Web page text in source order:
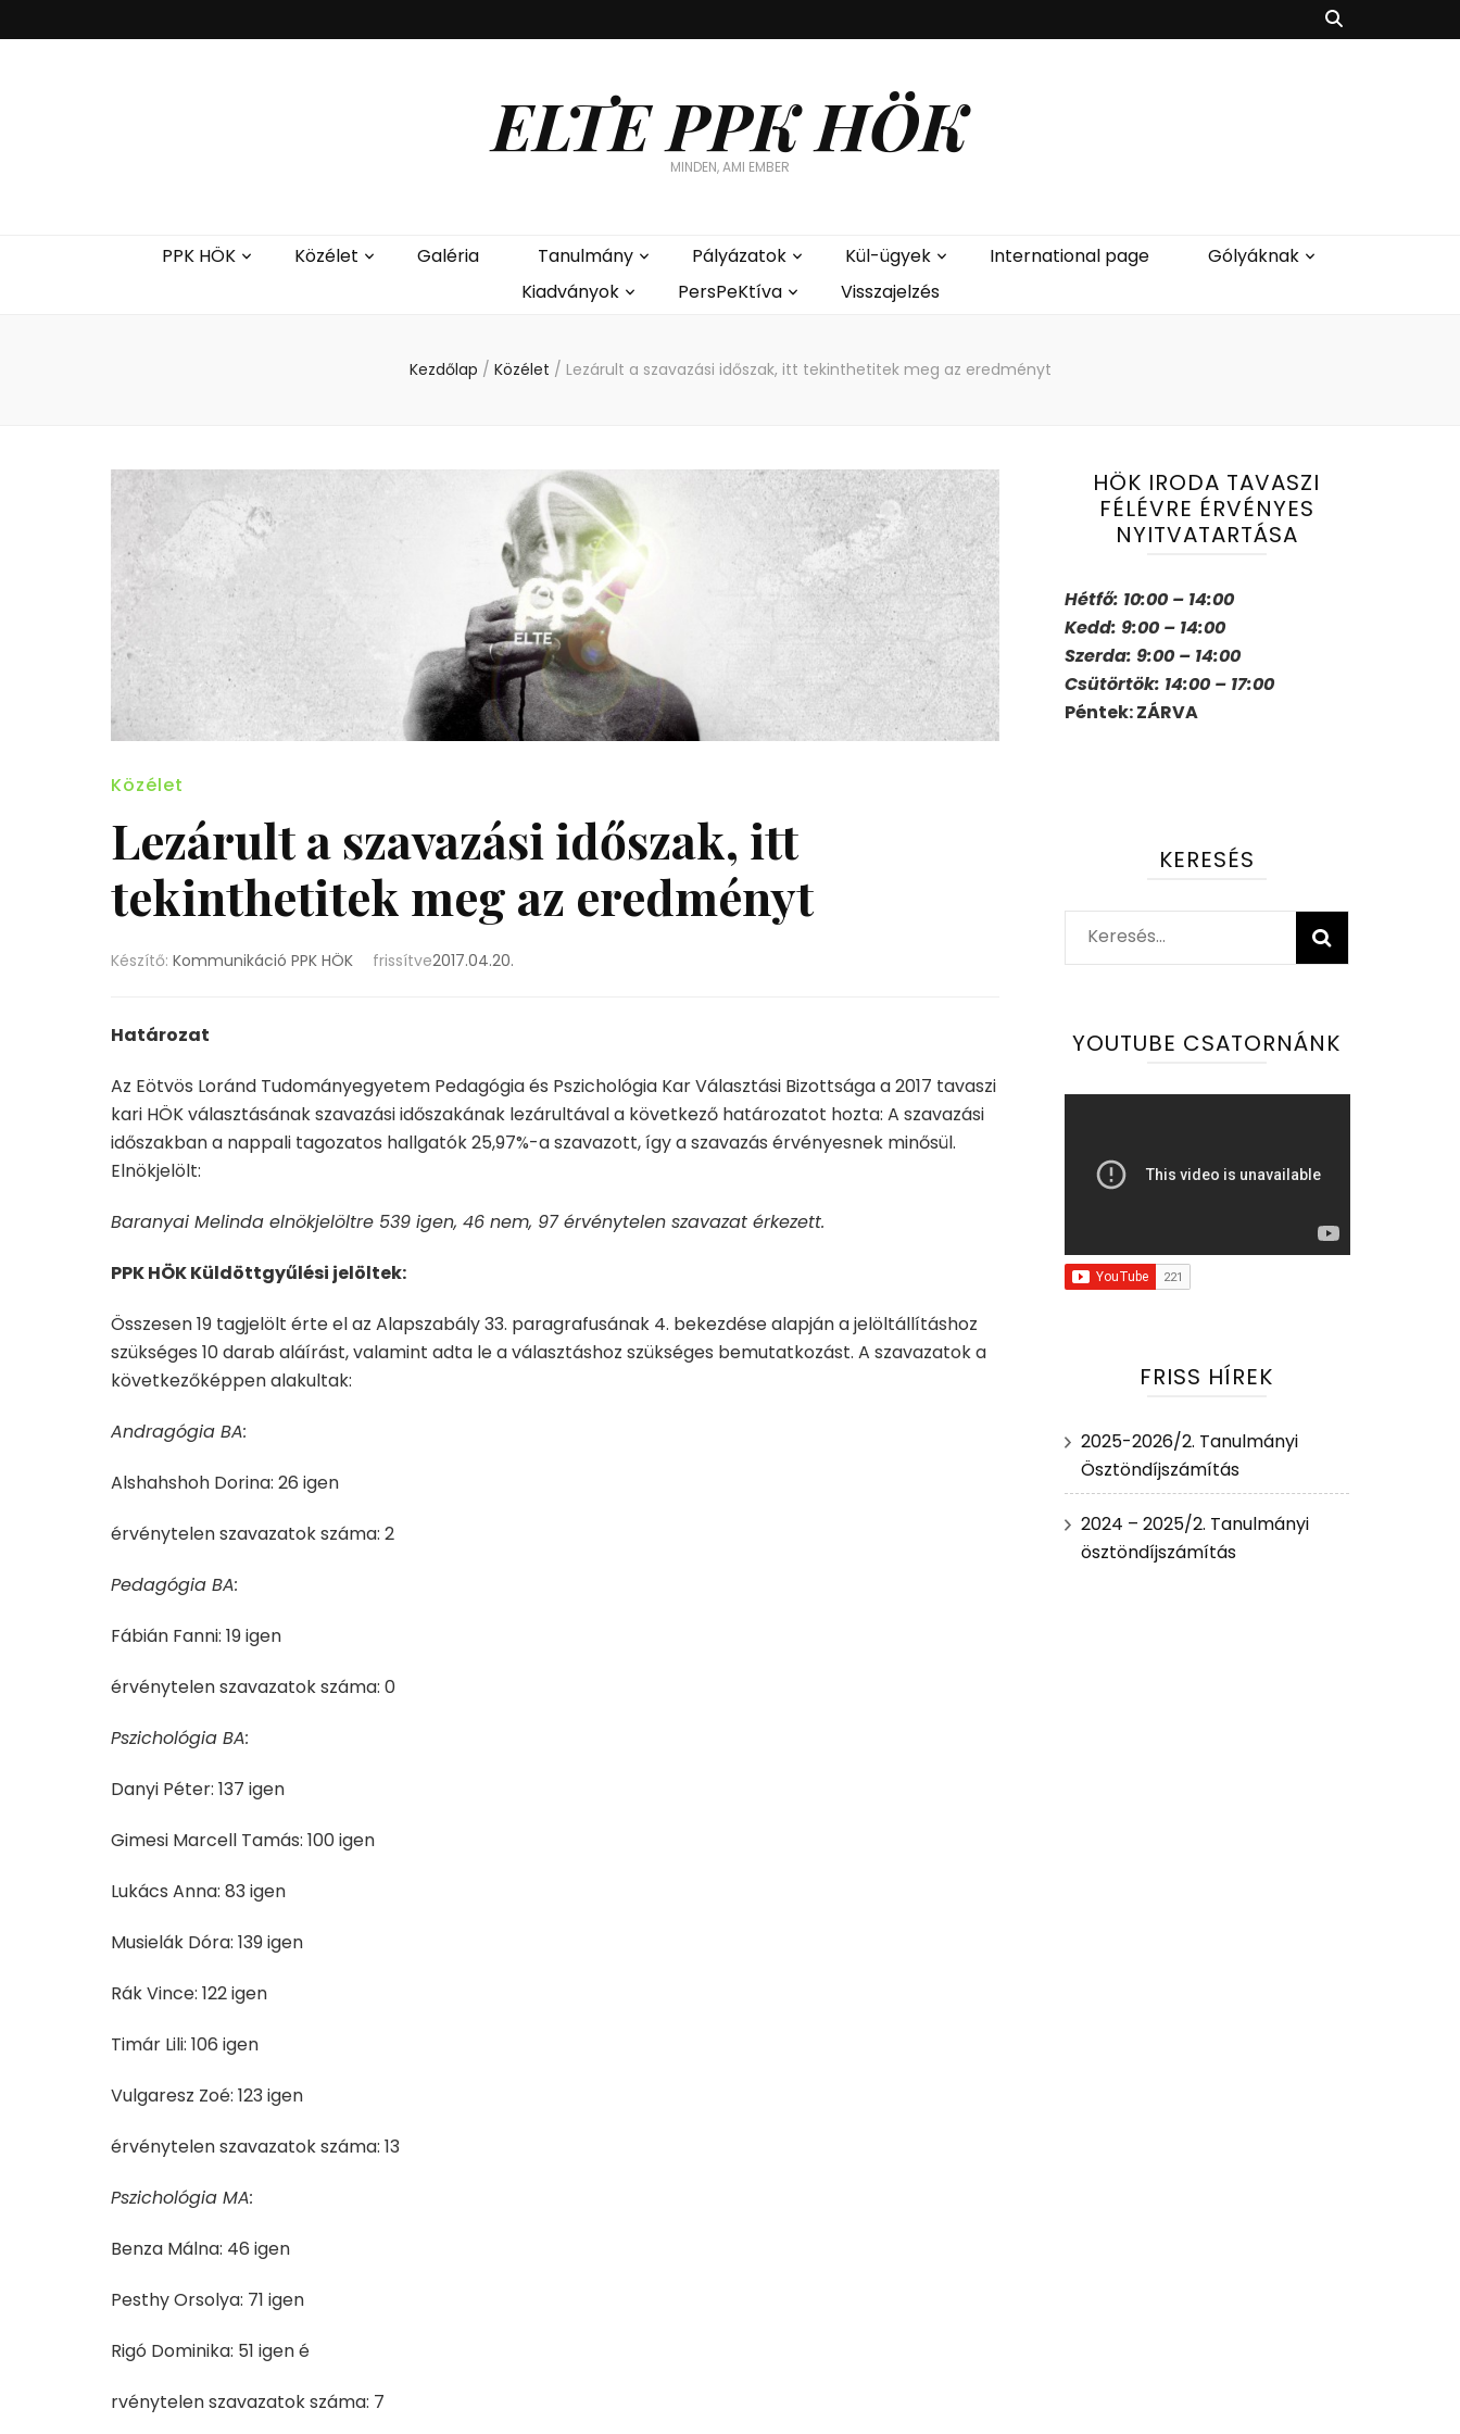
ELTE PPK HÖK
MINDEN, AMI EMBER
PPK HÖK Közélet Galéria Tanulmány Pályázatok Kül-ügyek International page
Gólyáknak
Kiadványok
PersPeKtíva Visszajelzés
Kezdőlap / Közélet / Lezárult a szavazási időszak, itt tekinthetitek meg az eredményt
Közélet
Lezárult a szavazási időszak, itt
tekinthetitek meg az eredményt
Készítő: Kommunikáció PPK HÖK frissítve2017.04.20.
Határozat
Az Eötvös Loránd Tudományegyetem Pedagógia és Pszichológia Kar Választási Bizottsága a 2017 tavaszi
kari HÖK választásának szavazási időszakának lezárultával a következő határozatot hozta: A szavazási
időszakban a nappali tagozatos hallgatók 25,97%-a szavazott, így a szavazás érvényesnek minősül.
Elnökjelölt:
Baranyai Melinda elnökjelöltre 539 igen, 46 nem, 97 érvénytelen szavazat érkezett.
PPK HÖK Küldöttgyűlési jelöltek:
Összesen 19 tagjelölt érte el az Alapszabály 33. paragrafusának 4. bekezdése alapján a jelöltállításhoz
szükséges 10 darab aláírást, valamint adta le a választáshoz szükséges bemutatkozást. A szavazatok a
következőképpen alakultak:
Andragógia BA:
Alshahshoh Dorina: 26 igen
érvénytelen szavazatok száma: 2
Pedagógia BA:
Fábián Fanni: 19 igen
érvénytelen szavazatok száma: 0
Pszichológia BA:
Danyi Péter: 137 igen
Gimesi Marcell Tamás: 100 igen
Lukács Anna: 83 igen
Musielák Dóra: 139 igen
Rák Vince: 122 igen
Timár Lili: 106 igen
Vulgaresz Zoé: 123 igen
érvénytelen szavazatok száma: 13
Pszichológia MA:
Benza Málna: 46 igen
Pesthy Orsolya: 71 igen
Rigó Dominika: 51 igen é
rvénytelen szavazatok száma: 7
HÖK IRODA TAVASZI
FÉLÉVRE ÉRVÉNYES
NYITVATARTÁSA
Hétfő: 10:00 – 14:00
Kedd: 9:00 – 14:00
Szerda: 9:00 – 14:00
Csütörtök: 14:00 – 17:00
Péntek: ZÁRVA
KERESÉS
Keresés:
YOUTUBE CSATORNÁNK
FRISS HÍREK
2025-2026/2. Tanulmányi
Ösztöndíjszámítás
2024 – 2025/2. Tanulmányi
ösztöndíjszámítás